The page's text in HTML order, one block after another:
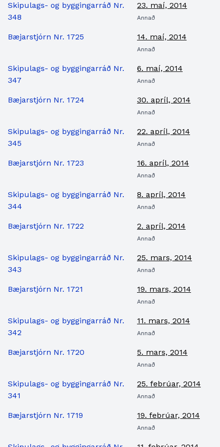
Skipulags- og byggingarráð Nr.
348
23. maí, 2014
Annað
Bæjarstjórn Nr. 1725 14. maí, 2014
Annað
Skipulags- og byggingarráð Nr.
347
6. maí, 2014
Annað
Bæjarstjórn Nr. 1724 30. apríl, 2014
Annað
Skipulags- og byggingarráð Nr.
345
22. apríl, 2014
Annað
Bæjarstjórn Nr. 1723 16. apríl, 2014
Annað
Skipulags- og byggingarráð Nr.
344
8. apríl, 2014
Annað
Bæjarstjórn Nr. 1722 2. apríl, 2014
Annað
Skipulags- og byggingarráð Nr.
343
25. mars, 2014
Annað
Bæjarstjórn Nr. 1721 19. mars, 2014
Annað
Skipulags- og byggingarráð Nr.
342
11. mars, 2014
Annað
Bæjarstjórn Nr. 1720 5. mars, 2014
Annað
Skipulags- og byggingarráð Nr.
341
25. febrúar, 2014
Annað
Bæjarstjórn Nr. 1719 19. febrúar, 2014
Annað